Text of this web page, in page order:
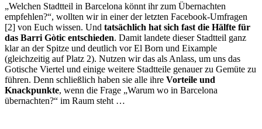
„Welchen Stadtteil in Barcelona könnt ihr zum Übernachten
empfehlen?“, wollten wir in einer der letzten Facebook-Umfragen
[2] von Euch wissen. Und tatsächlich hat sich fast die Hälfte für
das Barri Gòtic entschieden. Damit landete dieser Stadtteil ganz
klar an der Spitze und deutlich vor El Born und Eixample
(gleichzeitig auf Platz 2). Nutzen wir das als Anlass, um uns das
Gotische Viertel und einige weitere Stadtteile genauer zu Gemüte zu
führen. Denn schließlich haben sie alle ihre Vorteile und
Knackpunkte, wenn die Frage „Warum wo in Barcelona
übernachten?“ im Raum steht …